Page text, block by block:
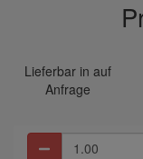
Lieferbar in auf
Anfrage